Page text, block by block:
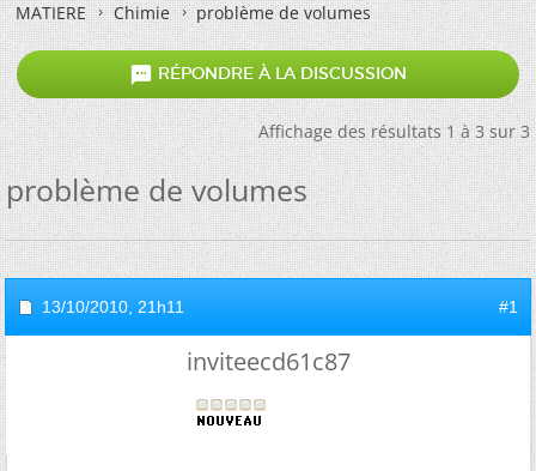
MATIERE
Chimie problème de volumes
 RÉPONDRE À LA DISCUSSION
Affichage des résultats 1 à 3 sur 3
problème de volumes
13/10/2010, 21h11 #1
inviteecd61c87